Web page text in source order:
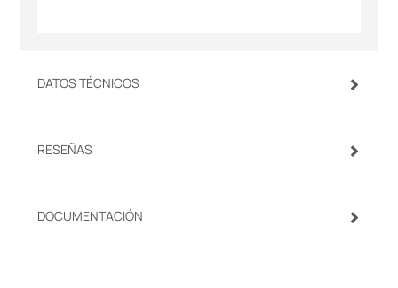
DATOS TÉCNICOS
RESEÑAS
DOCUMENTACIÓN